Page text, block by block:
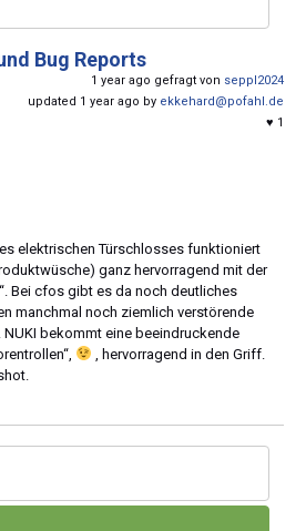
Bug Reports
1 year ago gefragt von seppl2024
updated 1 year ago by ekkehard@pofahl.de
♥ 1
elektrischen Türschlosses funktioniert
ganz hervorragend mit der
Bei cfos gibt es da noch deutliches
manchmal noch ziemlich verstörende
bekommt eine beeindruckende
, hervorragend in den Griff.